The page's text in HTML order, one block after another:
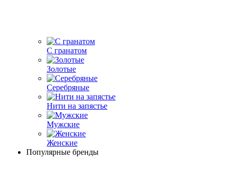
С гранатом
Золотые
Серебряные
Нити на запястье
Мужские
Женские
Популярные бренды